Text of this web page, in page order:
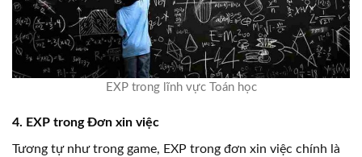
EXP trong lĩnh vực Toán học
4. EXP trong Đơn xin việc
Tương tự như trong game, EXP trong đơn xin việc chính là